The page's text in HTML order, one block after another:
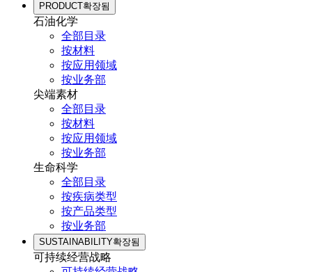
PRODUCT확장됨
石油化学
全部目录
按材料
按应用领域
按业务部
尖端素材
全部目录
按材料
按应用领域
按业务部
生命科学
全部目录
按疾病类型
按产品类型
按业务部
SUSTAINABILITY확장됨
可持续经营战略